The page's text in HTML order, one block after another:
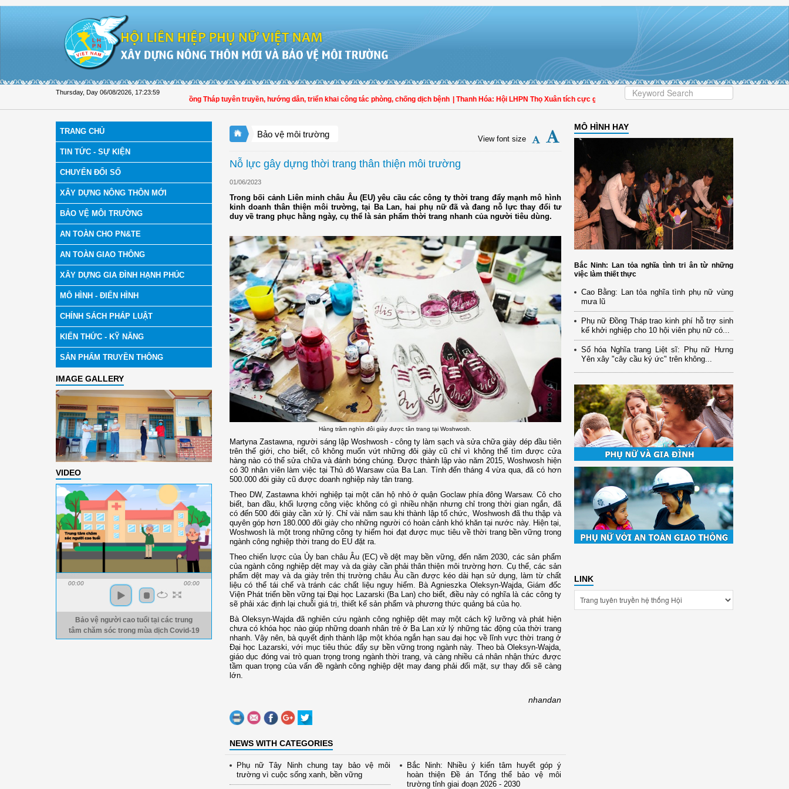
Thursday, Day 06/08/2026 17:23:59
Hội LHPN tỉnh Đồng Tháp tuyên truyền, hướng dẫn, triển khai công tác phòng, chống dịch bệnh | Thanh Hóa: Hội LHPN Thọ Xuân tích cực góp phần nâng cao tỷ lệ người dân tham gia bảo hiểm y tế
TRANG CHỦ
TIN TỨC - SỰ KIỆN
CHUYỂN ĐỔI SỐ
XÂY DỰNG NÔNG THÔN MỚI
BẢO VỆ MÔI TRƯỜNG
AN TOÀN CHO PN&TE
AN TOÀN GIAO THÔNG
XÂY DỰNG GIA ĐÌNH HẠNH PHÚC
MÔ HÌNH - ĐIỂN HÌNH
CHÍNH SÁCH PHÁP LUẬT
KIẾN THỨC - KỸ NĂNG
SẢN PHẨM TRUYỀN THÔNG
IMAGE GALLERY
VIDEO
00:00 00:00
Bảo vệ người cao tuổi tại các trung
tâm chăm sóc trong mùa dịch Covid-19
Bảo vệ môi trường View font size
Nỗ lực gây dựng thời trang thân thiện môi trường
01/06/2023
Trong bối cảnh Liên minh châu Âu (EU) yêu cầu các công ty thời trang đẩy mạnh mô hình
kinh doanh thân thiện môi trường, tại Ba Lan, hai phụ nữ đã và đang nỗ lực thay đổi tư
duy về trang phục hằng ngày, cụ thể là sản phẩm thời trang nhanh của người tiêu dùng.
Hàng trăm nghìn đôi giày được tân trang tại Woshwosh.
Martyna Zastawna, người sáng lập Woshwosh - công ty làm sạch và sửa chữa giày dép đầu tiên
trên thế giới, cho biết, cô không muốn vứt những đôi giày cũ chỉ vì không thể tìm được cửa
hàng nào có thể sửa chữa và đánh bóng chúng. Được thành lập vào năm 2015, Woshwosh hiện
có 30 nhân viên làm việc tại Thủ đô Warsaw của Ba Lan. Tính đến tháng 4 vừa qua, đã có hơn
500.000 đôi giày cũ được doanh nghiệp này tân trang.
Theo DW, Zastawna khởi nghiệp tại một căn hộ nhỏ ở quận Goclaw phía đông Warsaw. Cô cho
biết, ban đầu, khối lượng công việc không có gì nhiều nhặn nhưng chỉ trong thời gian ngắn, đã
có đến 500 đôi giày cần xử lý. Chỉ vài năm sau khi thành lập tổ chức, Woshwosh đã thu thập và
quyên góp hơn 180.000 đôi giày cho những người có hoàn cảnh khó khăn tại nước này. Hiện tại,
Woshwosh là một trong những công ty hiếm hoi đạt được mục tiêu về thời trang bền vững trong
ngành công nghiệp thời trang do EU đặt ra.
Theo chiến lược của Ủy ban châu Âu (EC) về dệt may bền vững, đến năm 2030, các sản phẩm
của ngành công nghiệp dệt may và da giày cần phải thân thiện môi trường hơn. Cụ thể, các sản
phẩm dệt may và da giày trên thị trường châu Âu cần được kéo dài hạn sử dụng, làm từ chất
liệu có thể tái chế và tránh các chất liệu nguy hiểm. Bà Agnieszka Oleksyn-Wajda, Giám đốc
Viện Phát triển bền vững tại Đại học Lazarski (Ba Lan) cho biết, điều này có nghĩa là các công ty
sẽ phải xác định lại chuỗi giá trị, thiết kế sản phẩm và phương thức quảng bá của họ.
Bà Oleksyn-Wajda đã nghiên cứu ngành công nghiệp dệt may một cách kỹ lưỡng và phát hiện
chưa có khóa học nào giúp những doanh nhân trẻ ở Ba Lan xử lý những tác động của thời trang
nhanh. Vậy nên, bà quyết định thành lập một khóa ngắn hạn sau đại học về lĩnh vực thời trang ở
Đại học Lazarski, với mục tiêu thúc đẩy sự bền vững trong ngành này. Theo bà Oleksyn-Wajda,
giáo dục đóng vai trò quan trọng trong ngành thời trang, và càng nhiều cá nhân nhận thức được
tầm quan trọng của vấn đề ngành công nghiệp dệt may đang phải đối mặt, sự thay đổi sẽ càng
lớn.
nhandan
NEWS WITH CATEGORIES
Phụ nữ Tây Ninh chung tay bảo vệ môi
trường vì cuộc sống xanh, bền vững
Bắc Ninh: Nhiều ý kiến tâm huyết góp ý
hoàn thiện Đề án Tổng thể bảo vệ môi
trường tỉnh giai đoạn 2026 - 2030
MÔ HÌNH HAY
Bắc Ninh: Lan tỏa nghĩa tình tri ân từ những
việc làm thiết thực
Cao Bằng: Lan tỏa nghĩa tình phụ nữ vùng
mưa lũ
Phụ nữ Đồng Tháp trao kinh phí hỗ trợ sinh
kế khởi nghiệp cho 10 hội viên phụ nữ có...
Số hóa Nghĩa trang Liệt sĩ: Phụ nữ Hưng
Yên xây "cây cầu ký ức" trên không...
LINK